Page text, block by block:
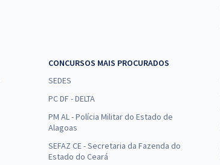
CONCURSOS MAIS PROCURADOS
SEDES
PC DF - DELTA
PM AL - Polícia Militar do Estado de
Alagoas
SEFAZ CE - Secretaria da Fazenda do
Estado do Ceará